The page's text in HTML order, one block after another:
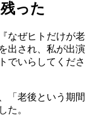
った
なぜヒトだけが老
出され、私が出演
でいらしてくださ
「老後という期間
た。